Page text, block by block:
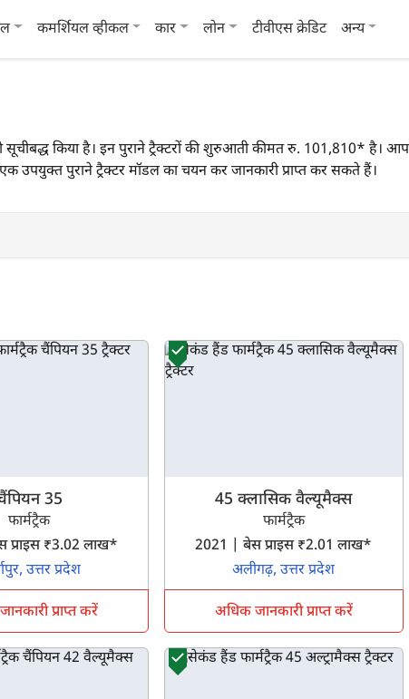
कमर्शियल व्हीकल कार लोन टीवीएस क्रेडिट अन्य
सूचीबद्ध किया है। इन पुराने ट्रैक्टरों की शुरुआती कीमत रु. 101,810* है।
पुराने ट्रैक्टर मॉडल का चयन कर जानकारी प्राप्त कर सकते हैं।
35
फार्मट्रैक
| बेस प्राइस ₹3.02 लाख*
उत्तर प्रदेश
प्राप्त करें
45 क्लासिक वैल्यूमैक्स
फार्मट्रैक
2021 | बेस प्राइस ₹2.01 लाख*
अलीगढ़, उत्तर प्रदेश
अधिक जानकारी प्राप्त करें